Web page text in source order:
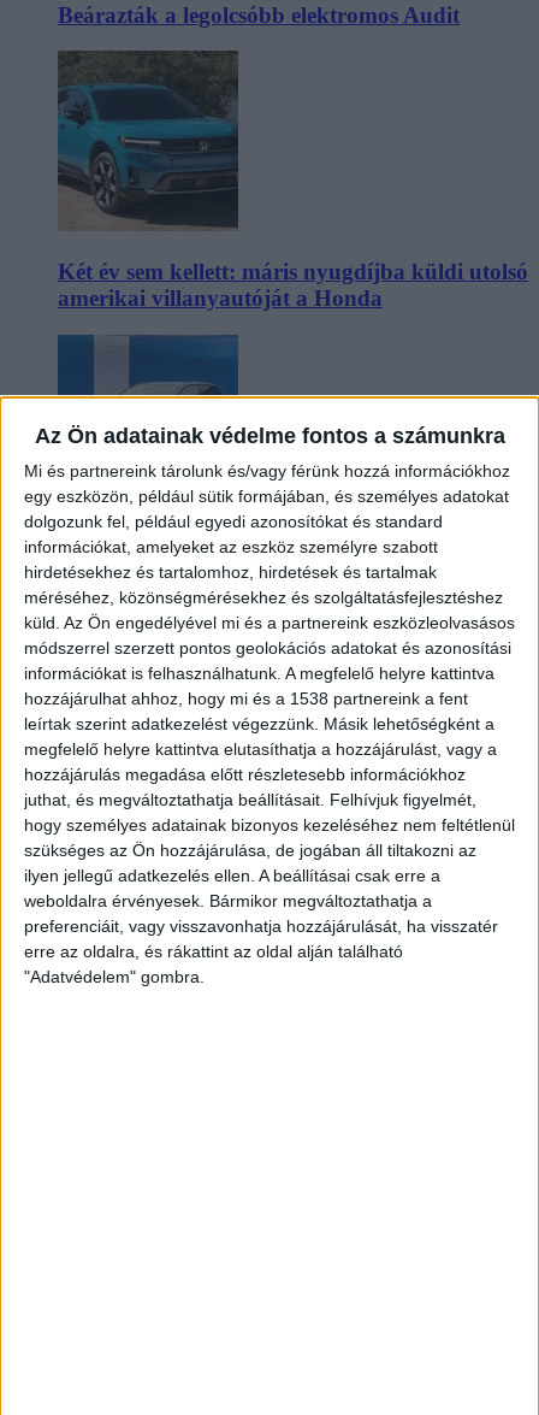
Az Ön adatainak védelme fontos a számunkra
Mi és partnereink tárolunk és/vagy férünk hozzá információkhoz
egy eszközön, például sütik formájában, és személyes adatokat
dolgozunk fel, például egyedi azonosítókat és standard
információkat, amelyeket az eszköz személyre szabott
hirdetésekhez és tartalomhoz, hirdetések és tartalmak
méréséhez, közönségmérésekhez és szolgáltatásfejlesztéshez
küld. Az Ön engedélyével mi és a partnereink eszközleolvasásos
módszerrel szerzett pontos geolokációs adatokat és azonosítási
információkat is felhasználhatunk. A megfelelő helyre kattintva
hozzájárulhat ahhoz, hogy mi és a 1538 partnereink a fent
leírtak szerint adatkezelést végezzünk. Másik lehetőségként a
megfelelő helyre kattintva elutasíthatja a hozzájárulást, vagy a
hozzájárulás megadása előtt részletesebb információkhoz
juthat, és megváltoztathatja beállításait. Felhívjuk figyelmét,
hogy személyes adatainak bizonyos kezeléséhez nem feltétlenül
szükséges az Ön hozzájárulása, de jogában áll tiltakozni az
ilyen jellegű adatkezelés ellen. A beállításai csak erre a
weboldalra érvényesek. Bármikor megváltoztathatja a
preferenciáit, vagy visszavonhatja hozzájárulását, ha visszatér
erre az oldalra, és rákattint az oldal alján található
"Adatvédelem" gombra.
Beárazták a legolcsóbb elektromos Audit
Két év sem kellett: máris nyugdíjba küldi utolsó
amerikai villanyautóját a Honda
Kilencmillió alatt indul a legolcsóbb elektromos
Volkswagen
Hoppon maradtak a villanyautós támogatási
program utolsó pályázói